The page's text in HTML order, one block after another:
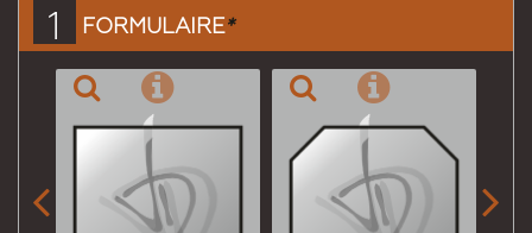
1 FORMULAIRE*
 